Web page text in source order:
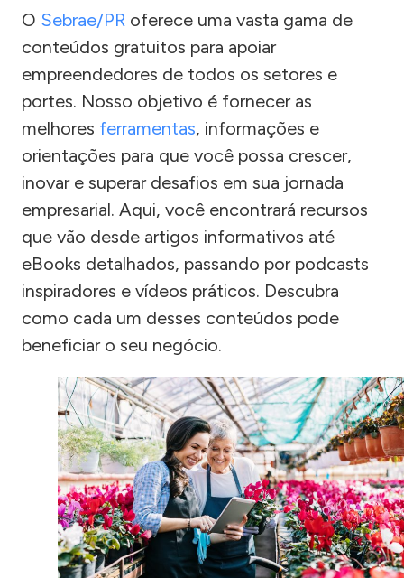
O Sebrae/PR oferece uma vasta gama de
conteúdos gratuitos para apoiar
empreendedores de todos os setores e
portes. Nosso objetivo é fornecer as
melhores ferramentas, informações e
orientações para que você possa crescer,
inovar e superar desafios em sua jornada
empresarial. Aqui, você encontrará recursos
que vão desde artigos informativos até
eBooks detalhados, passando por podcasts
inspiradores e vídeos práticos. Descubra
como cada um desses conteúdos pode
beneficiar o seu negócio.